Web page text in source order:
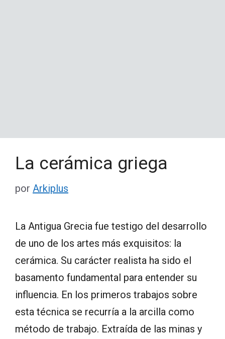
La cerámica griega
por Arkiplus
La Antigua Grecia fue testigo del desarrollo
de uno de los artes más exquisitos: la
cerámica. Su carácter realista ha sido el
basamento fundamental para entender su
influencia. En los primeros trabajos sobre
esta técnica se recurría a la arcilla como
método de trabajo. Extraída de las minas y